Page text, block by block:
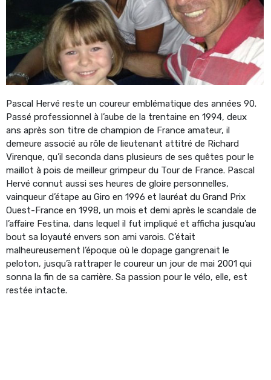
Pascal Hervé reste un coureur emblématique des années 90.
Passé professionnel à l’aube de la trentaine en 1994, deux
ans après son titre de champion de France amateur, il
demeure associé au rôle de lieutenant attitré de Richard
Virenque, qu’il seconda dans plusieurs de ses quêtes pour le
maillot à pois de meilleur grimpeur du Tour de France. Pascal
Hervé connut aussi ses heures de gloire personnelles,
vainqueur d’étape au Giro en 1996 et lauréat du Grand Prix
Ouest-France en 1998, un mois et demi après le scandale de
l’affaire Festina, dans lequel il fut impliqué et afficha jusqu’au
bout sa loyauté envers son ami varois. C’était
malheureusement l’époque où le dopage gangrenait le
peloton, jusqu’à rattraper le coureur un jour de mai 2001 qui
sonna la fin de sa carrière. Sa passion pour le vélo, elle, est
restée intacte.